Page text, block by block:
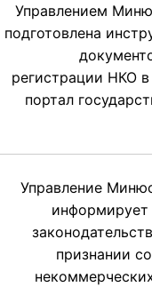
Управлением
подготовлена
регистрации НКО
портал
Управление
признании